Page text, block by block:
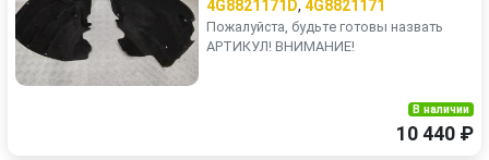
4G8821171D, 4G8821171
Пожалуйста, будьте готовы назвать
АРТИКУЛ! ВНИМАНИЕ!
В наличии
10 440 ₽